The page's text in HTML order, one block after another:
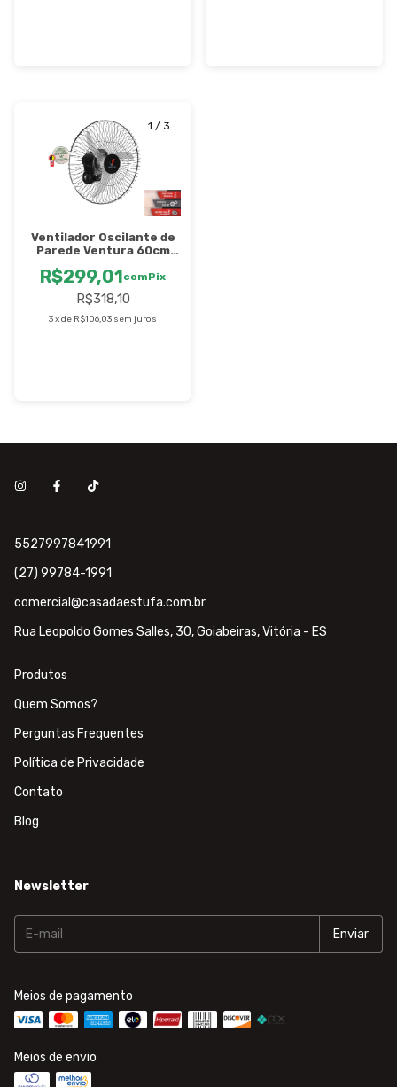
1 / 3
Ventilador Oscilante de
Parede Ventura 60cm
VENTI DELTA-796425
R$318,10
3xde R$106,03 sem juros
R$299,01comPix
5527997841991
(27) 99784-1991
comercial@casadaestufa.com.br
Rua Leopoldo Gomes Salles, 30, Goiabeiras, Vitória - ES
Produtos
Quem Somos?
Perguntas Frequentes
Política de Privacidade
Contato
Blog
Newsletter
Meios de pagamento
Meios de envio